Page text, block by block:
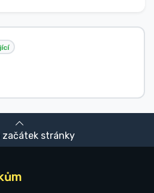
začátek stránky